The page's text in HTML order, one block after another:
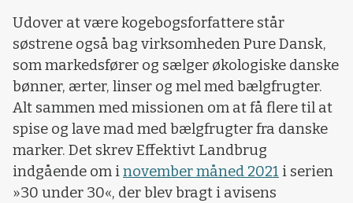
Udover at være kogebogsforfattere står
søstrene også bag virksomheden Pure Dansk,
som markedsfører og sælger økologiske danske
bønner, ærter, linser og mel med bælgfrugter.
Alt sammen med missionen om at få flere til at
spise og lave mad med bælgfrugter fra danske
marker. Det skrev Effektivt Landbrug
indgående om inovember måned 2021 i serien
»30 under 30«, der blev bragt i avisens